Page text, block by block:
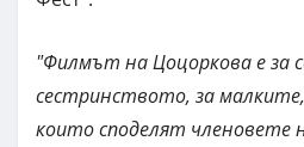
"Филмът на Цоцоркова е за
сестринството, за
които споделят членовете